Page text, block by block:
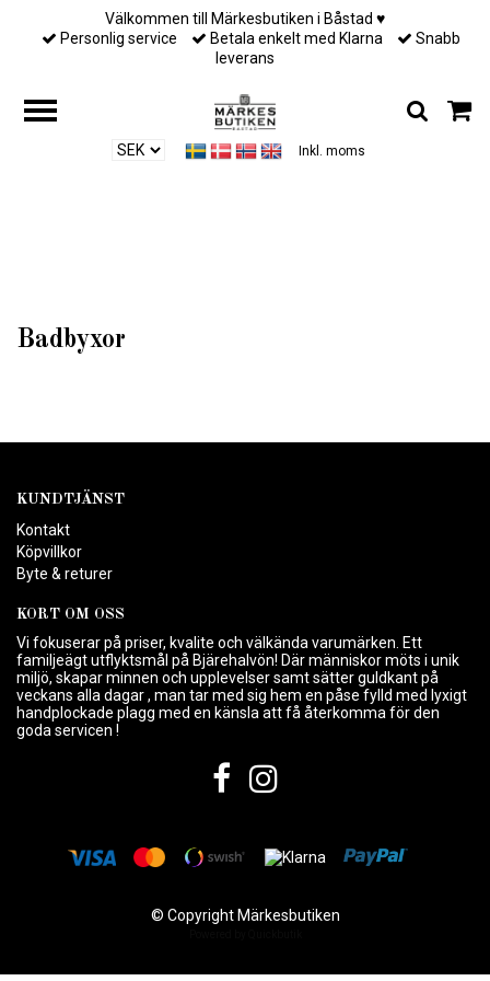
Välkommen till Märkesbutiken i Båstad ♥︎
Personlig service
Betala enkelt med Klarna
Snabb
leverans
Inkl. moms
Badbyxor
KUNDTJÄNST
Kontakt
Köpvillkor
Byte & returer
KORT OM OSS
Vi fokuserar på priser, kvalite och välkända varumärken. Ett
familjeägt utflyktsmål på Bjärehalvön! Där människor möts i unik
miljö, skapar minnen och upplevelser samt sätter guldkant på
veckans alla dagar , man tar med sig hem en påse fylld med lyxigt
handplockade plagg med en känsla att få återkomma för den
goda servicen !
© Copyright Märkesbutiken